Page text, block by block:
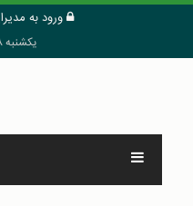
ورود به
یکشنبه 18 مرداد 1405